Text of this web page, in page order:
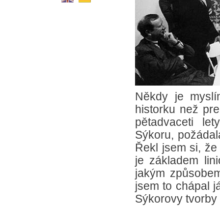
Někdy je
historku než
pětadvaceti
Sýkoru,
Řekl jsem si,
je základem
jakým
jsem to chápal
Sýkorovy